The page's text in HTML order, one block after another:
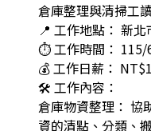
倉庫整理與清掃工
📍 工作地點： 新
⏱️ 工作時間： 115/
💰 工作日薪：
🛠️ 工作內容：
倉庫物資整理： 協
資的清點、分類、